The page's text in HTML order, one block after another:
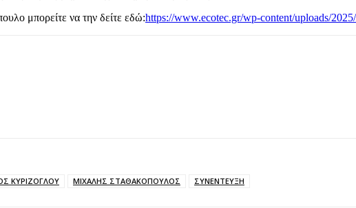
μπορείτε να την δείτε εδώ:https://www.ecotec.gr/wp-content/uploads/
ΚΥΡΙΖΟΓΛΟΥ ΜΙΧΑΛΗΣ ΣΤΑΘΑΚΟΠΟΥΛΟΣ ΣΥΝΕΝΤΕΥΞΗ